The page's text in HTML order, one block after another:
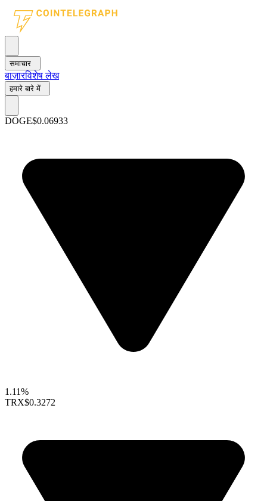
समाचार
बाज़ारविशेष लेख
हमारे बारे में
DOGE$0.06933
1.11%
TRX$0.3272